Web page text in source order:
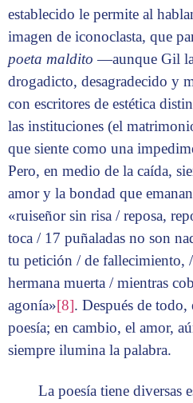
establecido le permite al
imagen de iconoclasta, que
poeta maldito —aunque Gil
drogadicto, desagradecido y
con escritores de estética
las instituciones (el
que siente como una
Pero, en medio de la caída,
amor y la bondad que
«ruiseñor sin risa / reposa,
toca / 17 puñaladas no son
tu petición / de fallecimiento,
hermana muerta / mientras
agonía»[8]. Después de
poesía; en cambio, el amor,
siempre ilumina la palabra.
La poesía tiene diversas